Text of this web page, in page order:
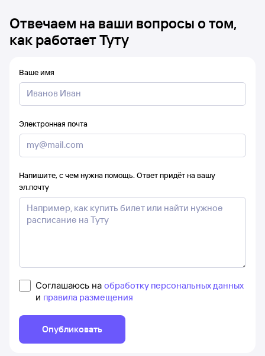
Отвечаем на ваши вопросы о том,
как работает Туту
Ваше имя
Электронная почта
Напишите, с чем нужна помощь. Ответ придёт на вашу
эл.почту
Соглашаюсь на обработку персональных данных
и правила размещения
Опубликовать